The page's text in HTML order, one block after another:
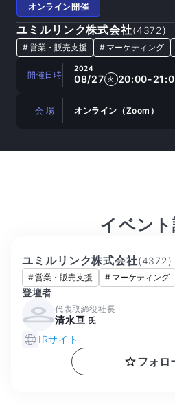
オンライン開催
ユミルリンク株式会社(4372 )
#営業・販売支援 # マーケティング
開催日時
2024
08/27 火 20:00-
会 場 オンライン（Zoom）
イベン
ユミルリンク株式会社(4372 )
#営業・販売支援 # マーケティング
登壇者
代表取締役社長
清水亘 氏
IRサイト
フォロ